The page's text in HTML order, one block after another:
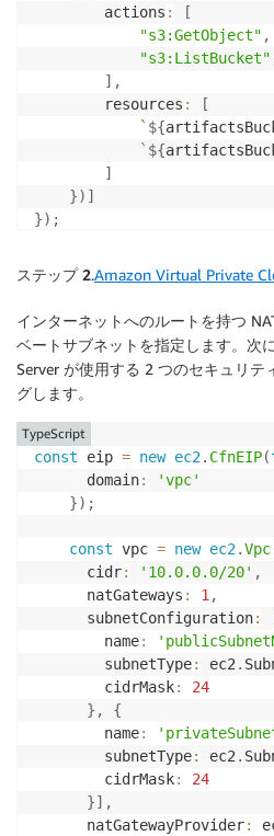
        actions
:
[
"s3:GetObject" ,
"s3:ListBucket"
] ,
        resources
:
[
` ${
` ${
]
}) ]
}) ;
ステップ 2.Amazon Virtual Private
インターネットへのルートを持つ
ベートサブネットを指定します。次
Server が使用する 2 つのセキュリテ
グします。
const eip = new ec2. CfnEIP(
      domain
:
'vpc'
}) ;
const vpc = new ec2.Vpc
      cidr
: '10.0.0.0/20' ,
      natGateways
: 1,
      subnetConfiguration
:
        name
:
        subnetType
: ec2.
        cidrMask
:
24
} ,
{
        name
:
        subnetType
: ec2.
        cidrMask
:
24
}] ,
      natGatewayProvider
:
TypeScript